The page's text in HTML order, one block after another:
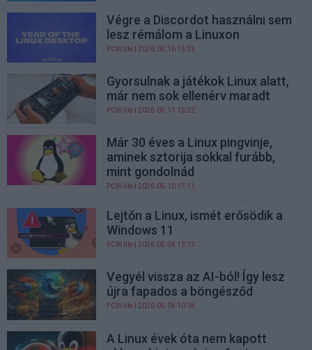
Végre a Discordot használni sem
lesz rémálom a Linuxon
PCW.lite | 2026.05.16 15:33
Gyorsulnak a játékok Linux alatt,
már nem sok ellenérv maradt
PCW.lite | 2026.05.11 15:22
Már 30 éves a Linux pingvinje,
aminek sztorija sokkal furább,
mint gondolnád
PCW.lite | 2026.05.10 17:11
Lejtőn a Linux, ismét erősödik a
Windows 11
PCW.lite | 2026.05.04 13:17
Vegyél vissza az AI-ból! Így lesz
újra fapados a böngésződ
PCW.lite | 2026.05.04 10:18
A Linux évek óta nem kapott